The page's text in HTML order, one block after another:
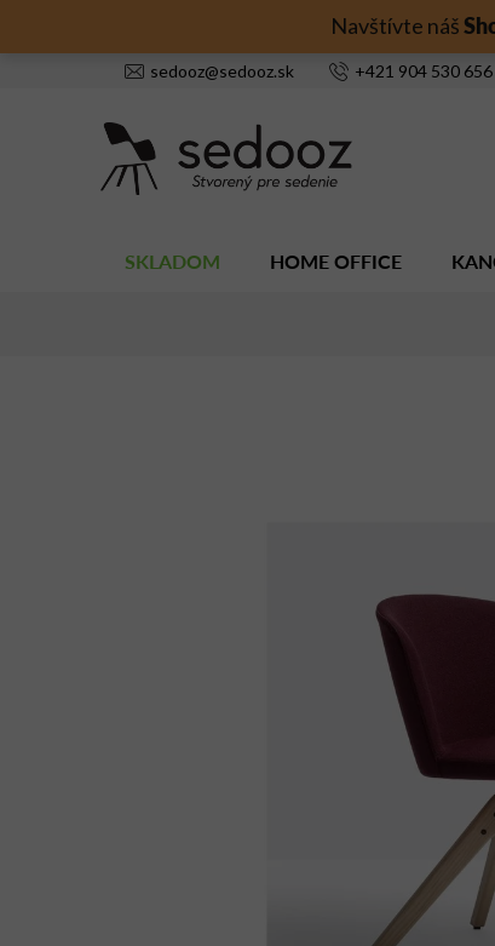
Navštívte náš
sedooz@sedooz.sk +421 904 530 656
SKLADOM HOME OFFICE